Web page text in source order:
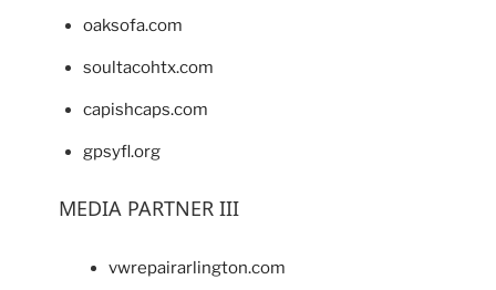
oaksofa.com
soultacohtx.com
capishcaps.com
gpsyfl.org
MEDIA PARTNER III
vwrepairarlington.com